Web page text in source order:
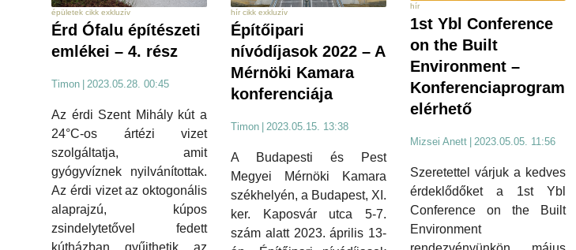
épületek cikk exkluzív
Érd Ófalu építészeti
emlékei – 4. rész
Timon 2023.05.28. 00:45
Az érdi Szent Mihály kút a
24°C-os ártézi vizet
szolgáltatja, amit
gyógyvíznek nyilvánítottak.
Az érdi vizet az oktogonális
alaprajzú, kúpos
zsindelytetővel fedett
kútházban gyűjthetik az
hír cikk exkluzív
Építőipari
nívódíjasok 2022 – A
Mérnöki Kamara
konferenciája
Timon 2023.05.15. 13:38
A Budapesti és Pest
Megyei Mérnöki Kamara
székhelyén, a Budapest, XI.
ker. Kaposvár utca 5-7.
szám alatt 2023. április 13-
hír
1st Ybl Conference
on the Built
Environment –
Konferenciaprogram
elérhető
Mizsei Anett | 2023.05.05. 11:56
Szeretettel várjuk a kedves
érdeklődőket a 1st Ybl
Conference on the Built
Environment